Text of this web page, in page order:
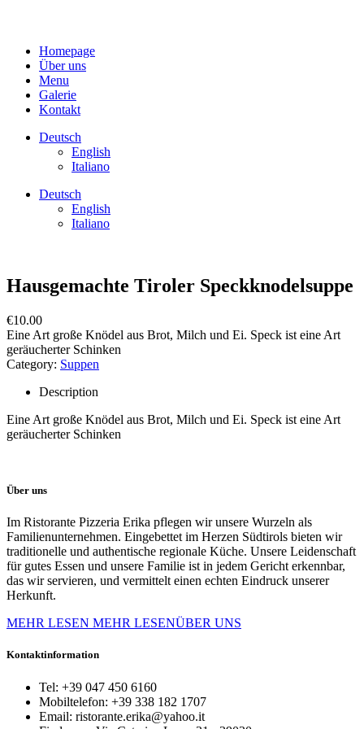
Homepage
Über uns
Menu
Galerie
Kontakt
Deutsch
English
Italiano
Deutsch
English
Italiano
Hausgemachte Tiroler Speckknodelsuppe
€10.00
Eine Art große Knödel aus Brot, Milch und Ei. Speck ist eine Art
geräucherter Schinken
Category: Suppen
Description
Eine Art große Knödel aus Brot, Milch und Ei. Speck ist eine Art
geräucherter Schinken
Über uns
Im Ristorante Pizzeria Erika pflegen wir unsere Wurzeln als
Familienunternehmen. Eingebettet im Herzen Südtirols bieten wir
traditionelle und authentische regionale Küche. Unsere Leidenschaft
für gutes Essen und unsere Familie ist in jedem Gericht erkennbar,
das wir servieren, und vermittelt einen echten Eindruck unserer
Herkunft.
MEHR LESEN MEHR LESENÜBER UNS
Kontaktinformation
Tel: +39 047 450 6160
Mobiltelefon: +39 338 182 1707
Email: ristorante.erika@yahoo.it